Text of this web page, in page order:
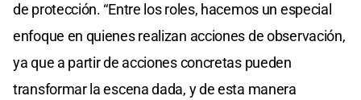
de protección. “Entre los roles, hacemos un especial
enfoque en quienes realizan acciones de observación,
ya que a partir de acciones concretas pueden
transformar la escena dada, y de esta manera